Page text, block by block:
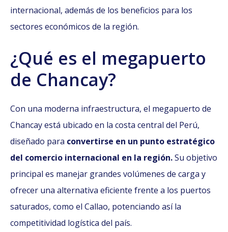
internacional, además de los beneficios para los
sectores económicos de la región.
¿Qué es el megapuerto
de Chancay?
Con una moderna infraestructura, el megapuerto de
Chancay está ubicado en la costa central del Perú,
diseñado para convertirse en un punto estratégico
del comercio internacional en la región.Su objetivo
principal es manejar grandes volúmenes de carga y
ofrecer una alternativa eficiente frente a los puertos
saturados, como el Callao, potenciando así la
competitividad logística del país.